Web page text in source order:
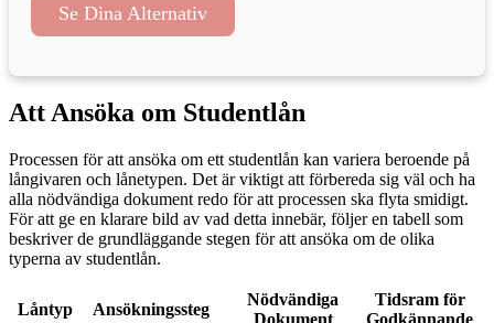
Se Dina Alternativ
Att Ansöka om Studentlån
Processen för att ansöka om ett studentlån kan variera beroende på
långivaren och lånetypen. Det är viktigt att förbereda sig väl och ha
alla nödvändiga dokument redo för att processen ska flyta smidigt.
För att ge en klarare bild av vad detta innebär, följer en tabell som
beskriver de grundläggande stegen för att ansöka om de olika
typerna av studentlån.
Låntyp Ansökningssteg
Nödvändiga
Dokument
Tidsram för
Godkännande